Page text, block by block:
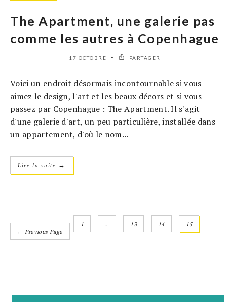
The Apartment, une galerie pas
comme les autres à Copenhague
17 OCTOBRE PARTAGER
Voici un endroit désormais incontournable si vous
aimez le design, l'art et les beaux décors et si vous
passez par Copenhague : The Apartment. Il s'agit
d'une galerie d'art, un peu particulière, installée dans
un appartement, d'où le nom...
Lire la suite →
← Previous Page
1 13 14 15